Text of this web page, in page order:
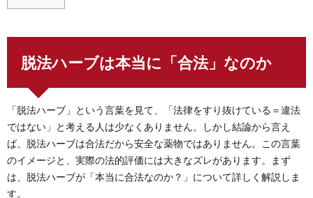
脱法ハーブは本当に「合法」なのか
「脱法ハーブ」という言葉を見て、「法律をすり抜けている＝違法
ではない」と考える人は少なくありません。しかし結論から言え
ば、脱法ハーブは合法だから安全な薬物ではありません。この言葉
のイメージと、実際の法的評価には大きなズレがあります。まず
は、脱法ハーブが「本当に合法なのか？」について詳しく解説しま
す。